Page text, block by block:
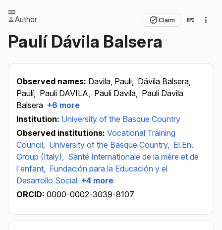
Author Claim
Paulí Dávila Balsera
Observed names: Davila, Pauli, Dávila Balsera,
Paulí, Pauli DAVILA, Pauli Davila, Pauli Davila
Balsera +6 more
Institution: University of the Basque Country
Observed institutions: Vocational Training
Council, University of the Basque Country, El.En.
Group (Italy), Santé Internationale de la mère et de
l'enfant, Fundación para la Educación y el
Desarrollo Social +4 more
ORCID: 0000-0002-3039-8107